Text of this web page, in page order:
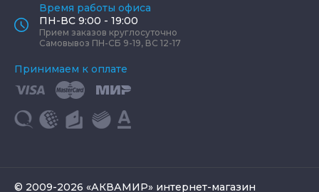
Время работы офиса
ПН-ВС 9:00 - 19:00
Прием заказов круглосуточно
Самовывоз ПН-СБ 9-19, ВС 12-17
Принимаем к оплате
© 2009-2026 «АКВАМИР» интернет-магазин